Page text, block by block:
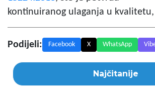
kontinuiranog ulaganja u
Podijeli: Facebook X WhatsApp
Najčitanije